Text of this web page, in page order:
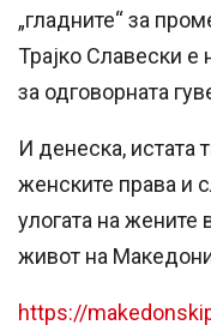
„гладните“ за
Трајко Славески е
за одговорната
И денеска, истата
женските права и
улогата на жените
живот на
https://